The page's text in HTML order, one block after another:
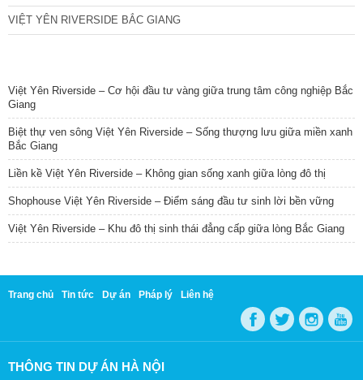
VIỆT YÊN RIVERSIDE BẮC GIANG
Việt Yên Riverside – Cơ hội đầu tư vàng giữa trung tâm công nghiệp Bắc
Giang
Biệt thự ven sông Việt Yên Riverside – Sống thượng lưu giữa miền xanh
Bắc Giang
Liền kề Việt Yên Riverside – Không gian sống xanh giữa lòng đô thị
Shophouse Việt Yên Riverside – Điểm sáng đầu tư sinh lời bền vững
Việt Yên Riverside – Khu đô thị sinh thái đẳng cấp giữa lòng Bắc Giang
Trang chủ Tin tức Dự án Pháp lý Liên hệ
THÔNG TIN DỰ ÁN HÀ NỘI